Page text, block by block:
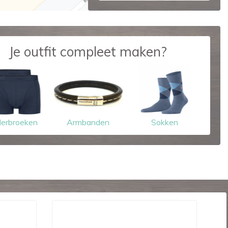
Je outfit compleet maken?
Armbanden Sokken